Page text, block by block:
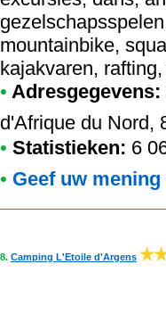
mountainbike,
kajakvaren,
• Adresgegevens:
d'Afrique du Nord,
• Statistieken: 6
• Geef uw mening
8. Camping L'Etoile d'Argens